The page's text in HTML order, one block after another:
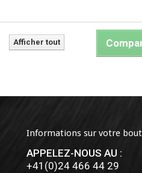
Afficher tout
Informations sur votre
APPELEZ-NOUS AU :
+41(0)24 466 44 29